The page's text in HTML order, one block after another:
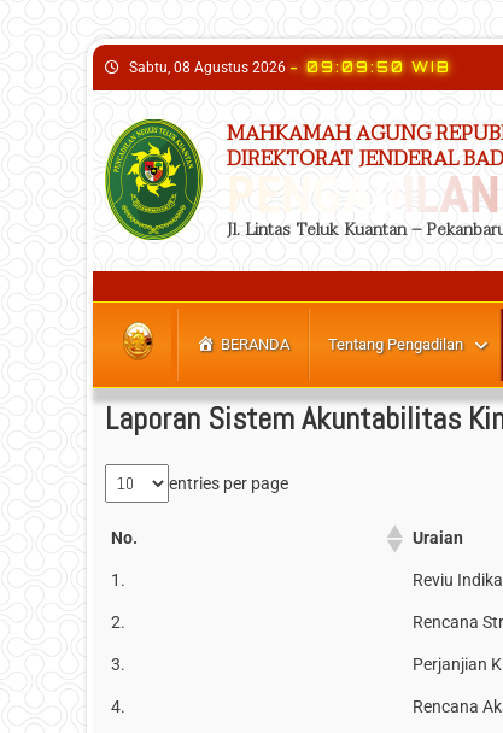
Sabtu, 08 Agustus 2026 - 09:09:51 WIB
MAHKAMAH AGUNG
DIREKTORAT JENDERAL
Jl. Lintas Teluk Kuantan –
BERANDA Tentang Pengadilan
Laporan Sistem Akuntabilitas
entries per page
No. Uraian
1. Reviu
2. Rencana
3. Perjanjian
4. Rencana